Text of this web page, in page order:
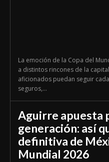
La emoción de la Copa del
a distintos rincones de la
aficionados puedan seguir
seguros,...
Aguirre apuesta
generación: así
definitiva de
Mundial 2026